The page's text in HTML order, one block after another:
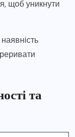
щоб уникнути
та